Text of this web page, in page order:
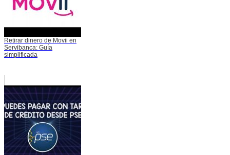
Retirar dinero de Movii en
Servibanca: Guía
simplificada